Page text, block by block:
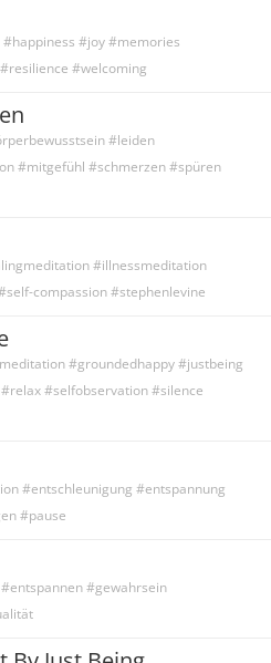
#joy #memories
#welcoming
#leiden
#mitgefühl #schmerzen #spüren
#illnessmeditation
compassion #stephenlevine
#groundedhappy #justbeing
#selfobservation #silence
#entschleunigung #entspannung
#pause
#gewahrsein